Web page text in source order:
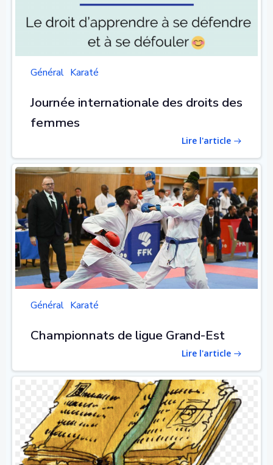
Général Karaté
Journée internationale des droits des
femmes
Lire l'article
Général Karaté
Championnats de ligue Grand-Est
Lire l'article